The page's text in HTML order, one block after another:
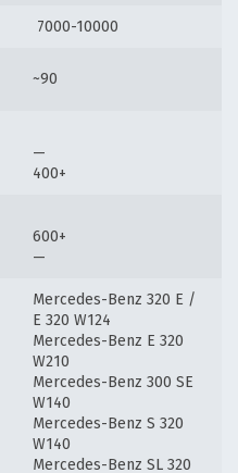
7000-10000
~90
—
400+
600+
—
Mercedes-Benz 320 E /
E 320 W124
Mercedes-Benz E 320
W210
Mercedes-Benz 300 SE
W140
Mercedes-Benz S 320
W140
Mercedes-Benz SL 320